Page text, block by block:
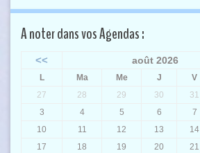
A noter dans vos Agendas :
<< août 2026
L Ma Me J V
27
28 29 30 31
3
4 5 6 7
10
11 12 13 14
17
18 19 20 21